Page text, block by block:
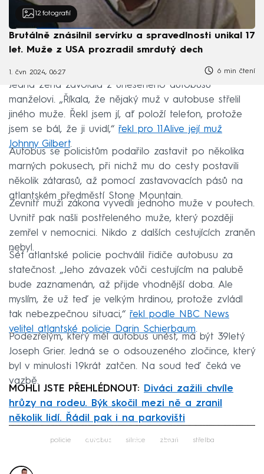
12 fotografií
Brutálně znásilnil servírku a spravedlnosti unikal 17
let. Muže z USA prozradil smrdutý dech
1. čvn 2024, 06:27 6 min čtení
Jedna žena zavolala z uneseného autobusu
manželovi. „Říkala, že nějaký muž v autobuse střelil
jiného muže. Řekl jsem jí, ať položí telefon, protože
jsem se bál, že ji uvidí,“ řekl pro 11Alive její muž
Johnny Gilbert.
Autobus se policistům podařilo zastavit po několika
marných pokusech, při nichž mu do cesty postavili
několik zátarasů, až pomocí zastavovacích pásů na
atlantském předměstí Stone Mountain.
Zevnitř muži zákona vyvedli jednoho muže v poutech.
Uvnitř pak našli postřeleného muže, který později
zemřel v nemocnici. Nikdo z dalších cestujících zraněn
nebyl.
Šéf atlantské policie pochválil řidiče autobusu za
statečnost. „Jeho závazek vůči cestujícím na palubě
bude zaznamenán, až přijde vhodnější doba. Ale
myslím, že už teď je velkým hrdinou, protože zvládl
tak nebezpečnou situaci,“ řekl podle NBC News
velitel atlantské policie Darin Schierbaum.
Podezřelým, který měl autobus unést, má být 39letý
Joseph Grier. Jedná se o odsouzeného zločince, který
byl v minulosti 19krát zatčen. Na soud teď čeká ve
vazbě.
MOHLI JSTE PŘEHLÉDNOUT: Diváci zažili chvíle
hrůzy na rodeu. Býk skočil mezi ně a zranil
několik lidí. Řádil pak i na parkovišti
Failed to fetch
policie autobus silnice zbraň střelba